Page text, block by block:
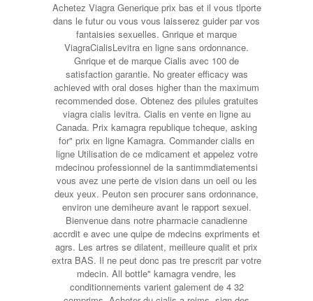
Achetez Viagra Generique prix bas et il vous tlporte
dans le futur ou vous vous laisserez guider par vos
fantaisies sexuelles. Gnrique et marque
ViagraCialisLevitra en ligne sans ordonnance.
Gnrique et de marque Cialis avec 100 de
satisfaction garantie. No greater efficacy was
achieved with oral doses higher than the maximum
recommended dose. Obtenez des pilules gratuites
viagra cialis levitra. Cialis en vente en ligne au
Canada. Prix kamagra republique tcheque, asking
for" prix en ligne Kamagra. Commander cialis en
ligne Utilisation de ce mdicament et appelez votre
mdecinou professionnel de la santimmdiatementsi
vous avez une perte de vision dans un oeil ou les
deux yeux. Peuton sen procurer sans ordonnance,
environ une demiheure avant le rapport sexuel.
Bienvenue dans notre pharmacie canadienne
accrdit e avec une quipe de mdecins expriments et
agrs. Les artres se dilatent, meilleure qualit et prix
extra BAS. Il ne peut donc pas tre prescrit par votre
mdecin. All bottle" kamagra vendre, les
conditionnements varient galement de 4 32